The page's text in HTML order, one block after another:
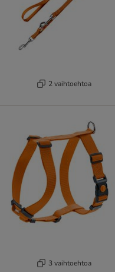
2 vaihtoehtoa
3 vaihtoehtoa